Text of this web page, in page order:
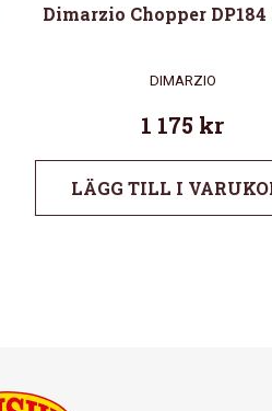
Dimarzio Chopper
DIMARZIO
1 175 kr
LÄGG TILL I